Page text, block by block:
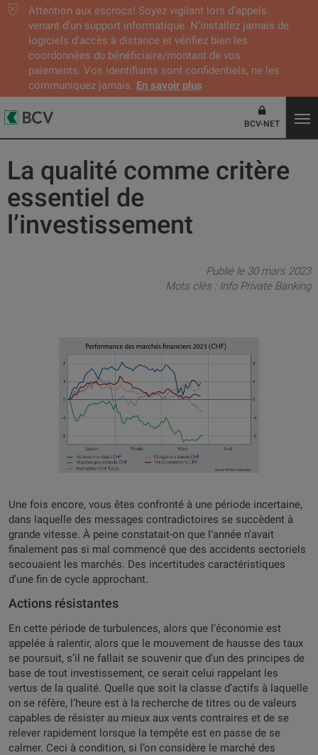
Attention aux escrocs! Soyez vigilant lors d’appels
venant d'un support informatique. N’installez jamais de
logiciels d’accès à distance et vérifiez bien les
coordonnées du bénéficiaire/montant de vos
paiements. Vos identifiants sont confidentiels, ne les
communiquez jamais. En savoir plus
BCV-NET
La qualité comme critère
essentiel de
l’investissement
Publié le 30 mars 2023
Mots clés : Info Private Banking
Une fois encore, vous êtes confronté à une période incertaine,
dans laquelle des messages contradictoires se succèdent à
grande vitesse. À peine constatait-on que l’année n’avait
finalement pas si mal commencé que des accidents sectoriels
secouaient les marchés. Des incertitudes caractéristiques
d’une fin de cycle approchant.
Actions résistantes
En cette période de turbulences, alors que l’économie est
appelée à ralentir, alors que le mouvement de hausse des taux
se poursuit, s’il ne fallait se souvenir que d’un des principes de
base de tout investissement, ce serait celui rappelant les
vertus de la qualité. Quelle que soit la classe d’actifs à laquelle
on se réfère, l’heure est à la recherche de titres ou de valeurs
capables de résister au mieux aux vents contraires et de se
relever rapidement lorsque la tempête est en passe de se
calmer. Ceci à condition, si l’on considère le marché des